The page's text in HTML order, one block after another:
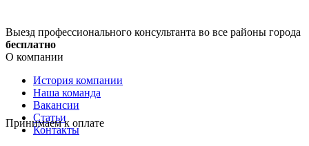
Выезд профессионального консультанта во все районы города
бесплатно
О компании
История компании
Наша команда
Вакансии
Статьи
Контакты
Принимаем к оплате